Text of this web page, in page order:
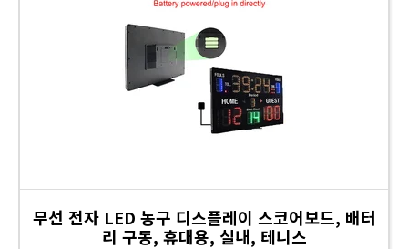
무선 전자 LED 농구 디스플레이 스코어보드, 배터
리 구동, 휴대용, 실내, 테니스